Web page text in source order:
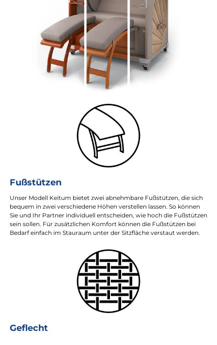
Fußstützen
Unser Modell Keitum bietet zwei abnehmbare Fußstützen, die sich
bequem in zwei verschiedene Höhen verstellen lassen. So können
Sie und Ihr Partner individuell entscheiden, wie hoch die Fußstützen
sein sollen. Für zusätzlichen Komfort können die Fußstützen bei
Bedarf einfach im Stauraum unter der Sitzfläche verstaut werden.
Geflecht